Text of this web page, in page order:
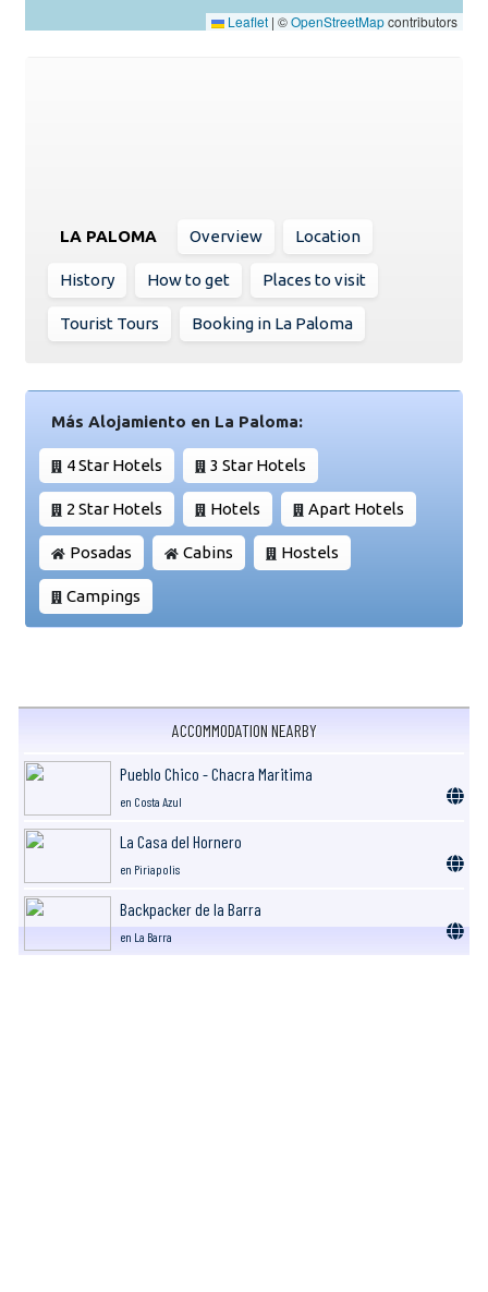
Leaflet | ©OpenStreetMapcontributors
LA PALOMA Overview Location
History How to get Places to visit
Tourist Tours Booking in La Paloma
Más Alojamiento en La Paloma:
4 Star Hotels 3 Star Hotels
2 Star Hotels Hotels Apart Hotels
Posadas Cabins Hostels
Campings
ACCOMMODATION NEARBY
Pueblo Chico - Chacra Maritima
en Costa Azul
La Casa del Hornero
en Piriapolis
Backpacker de la Barra
en La Barra